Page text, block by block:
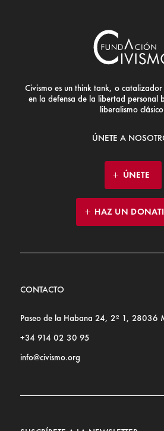
Civismo es un think tank, o
en la defensa de la libertad personal
liberalismo
ÚNETE A
ÚNETE
HAZ UN
CONTACTO
Paseo de la Habana 24, 2º 1, 28036
+34 914 02 30 95
info@civismo.org